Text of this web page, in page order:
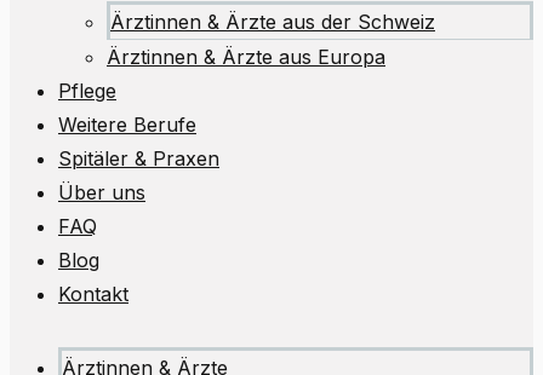
Ärztinnen & Ärzte aus der Schweiz
Ärztinnen & Ärzte aus Europa
Pflege
Weitere Berufe
Spitäler & Praxen
Über uns
FAQ
Blog
Kontakt
Ärztinnen & Ärzte